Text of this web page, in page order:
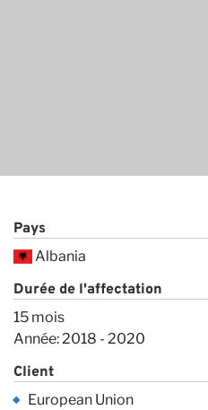
Pays
Albania
Durée de l'affectation
15 mois
Année: 2018 - 2020
Client
European Union